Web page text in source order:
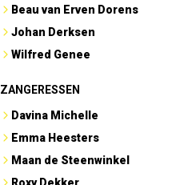
Beau van Erven Dorens
Johan Derksen
Wilfred Genee
ZANGERESSEN
Davina Michelle
Emma Heesters
Maan de Steenwinkel